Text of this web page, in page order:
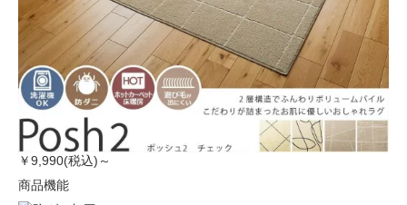
￥9,990(税込)～
商品機能